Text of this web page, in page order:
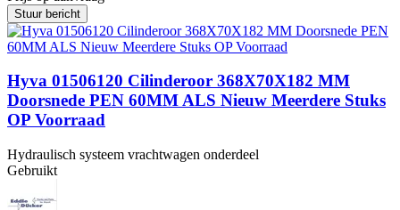
Stuur bericht
Hyva 01506120 Cilinderoor 368X70X182 MM
Doorsnede PEN 60MM ALS Nieuw Meerdere Stuks
OP Voorraad
Hydraulisch systeem vrachtwagen onderdeel
Gebruikt